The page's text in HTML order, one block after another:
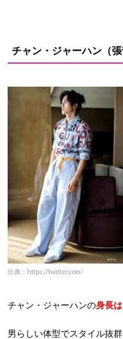
チャン・ジャーハン（
出典：https://twitter.com/
チャン・ジャーハンの身長
男らしい体型でスタイル抜群